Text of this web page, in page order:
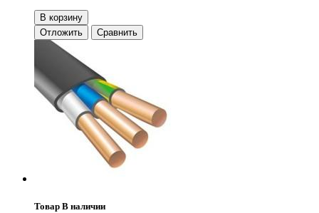
В корзину
Отложить
Сравнить
Товар В наличии